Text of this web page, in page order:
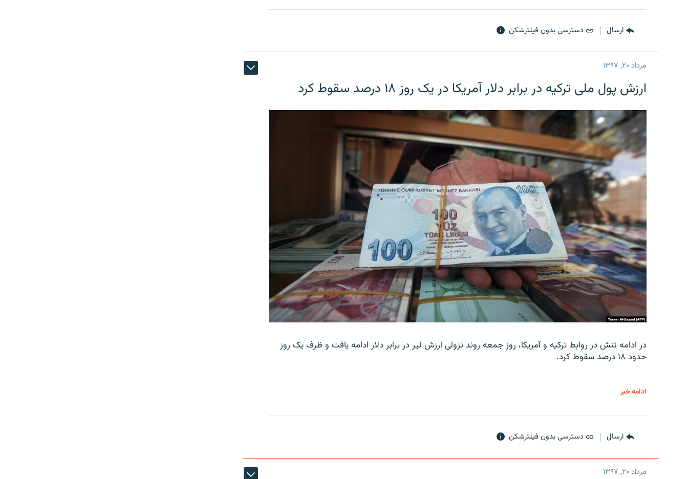
ارسال دسترسی بدون فیلترشکن
مرداد ۲۰, ۱۳۹۷
ارزش پول ملی ترکیه در برابر دلار آمریکا در یک روز ۱۸ درصد سقوط کرد
در ادامه تنش در روابط ترکیه و آمریکا، روز جمعه روند نزولی ارزش لیر در برابر دلار ادامه یافت و ظرف یک روز
حدود ۱۸ درصد سقوط کرد.
ادامه خبر
ارسال دسترسی بدون فیلترشکن
مرداد ۲۰, ۱۳۹۷